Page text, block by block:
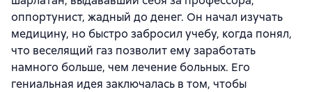
оппортунист, жадный до денег. Он начал изучать
медицину, но быстро забросил учебу, когда понял,
что веселящий газ позволит ему заработать
намного больше, чем лечение больных. Его
гениальная идея заключалась в том, чтобы